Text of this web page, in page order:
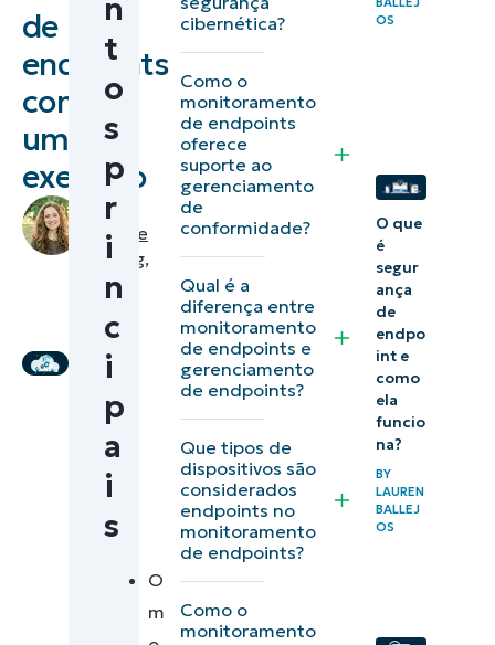
de
endpoints
com
um
exemplo
by
Makenzie
Buenning,
Expert
O que é
monitoramento
de endpoints?
Por que
você deve
preocupar
com a
segurança
de
endpoints
3 benefícios do
monitoramento
de endpoints
3 desafios do
monitoramento
de endpoints
n
t
o
s
p
r
i
n
c
i
p
a
i
s
O
m
cibernética?
Como o
monitoramento
de endpoints
oferece
suporte ao
gerenciamento
de
conformidade?
Qual é a
diferença entre
monitoramento
de endpoints e
gerenciamento
de endpoints?
Que tipos de
dispositivos são
considerados
endpoints no
monitoramento
de endpoints?
Como o
monitoramento
OS
O que
é
segur
ança
de
endpo
int e
como
ela
funcio
na?
BY
LAUREN
BALLEJ
OS